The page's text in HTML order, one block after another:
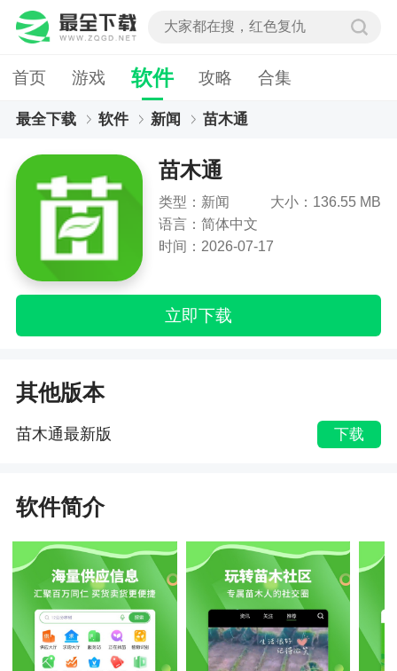
首页 游戏 软件 攻略 合集
最全下载 软件 新闻 苗木通
苗木通
类型：新闻
大小：136.55 MB
语言：简体中文
时间：2026-07-17
立即下载
其他版本
苗木通最新版 下载
软件简介